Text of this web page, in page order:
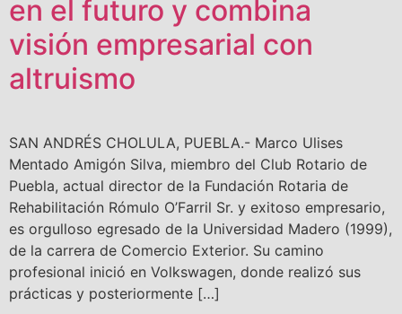
en el futuro y combina
visión empresarial con
altruismo
SAN ANDRÉS CHOLULA, PUEBLA.- Marco Ulises
Mentado Amigón Silva, miembro del Club Rotario de
Puebla, actual director de la Fundación Rotaria de
Rehabilitación Rómulo O’Farril Sr. y exitoso empresario,
es orgulloso egresado de la Universidad Madero (1999),
de la carrera de Comercio Exterior. Su camino
profesional inició en Volkswagen, donde realizó sus
prácticas y posteriormente […]